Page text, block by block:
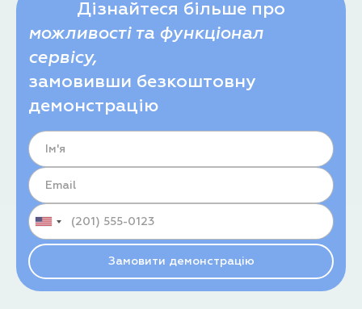
Дізнайтеся більше про
можливості та функціонал
сервісу,
замовивши безкоштовну
демонстрацію